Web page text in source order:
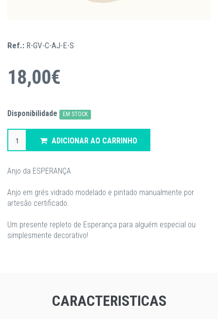
Ref.: R-GV-C-AJ-E-S
18,00€
Disponibilidade EM STOCK
ADICIONAR AO CARRINHO
Anjo da ESPERANÇA
Anjo em grés vidrado modelado e pintado manualmente por
artesão certificado.
Um presente repleto de Esperança para alguém especial ou
simplesmente decorativo!
CARACTERISTICAS